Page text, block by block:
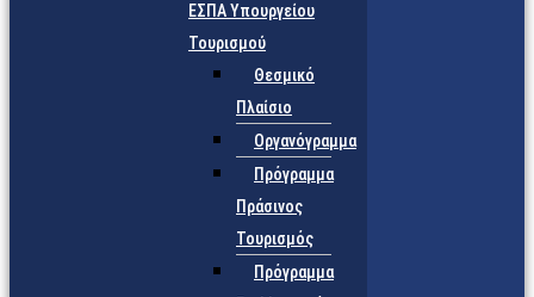
ΕΣΠΑ Υπουργείου
Τουρισμού
Θεσμικό
Πλαίσιο
Οργανόγραμμα
Πρόγραμμα
Πράσινος
Τουρισμός
Πρόγραμμα